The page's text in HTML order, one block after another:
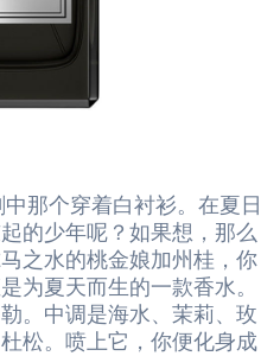
那个穿着白衬衫。在夏日
的少年呢？如果想，那么
之水的桃金娘加州桂 ，你
为夏天而生的一款香水。
。中调是海水、茉莉、玫
松。喷上它，你便化身成